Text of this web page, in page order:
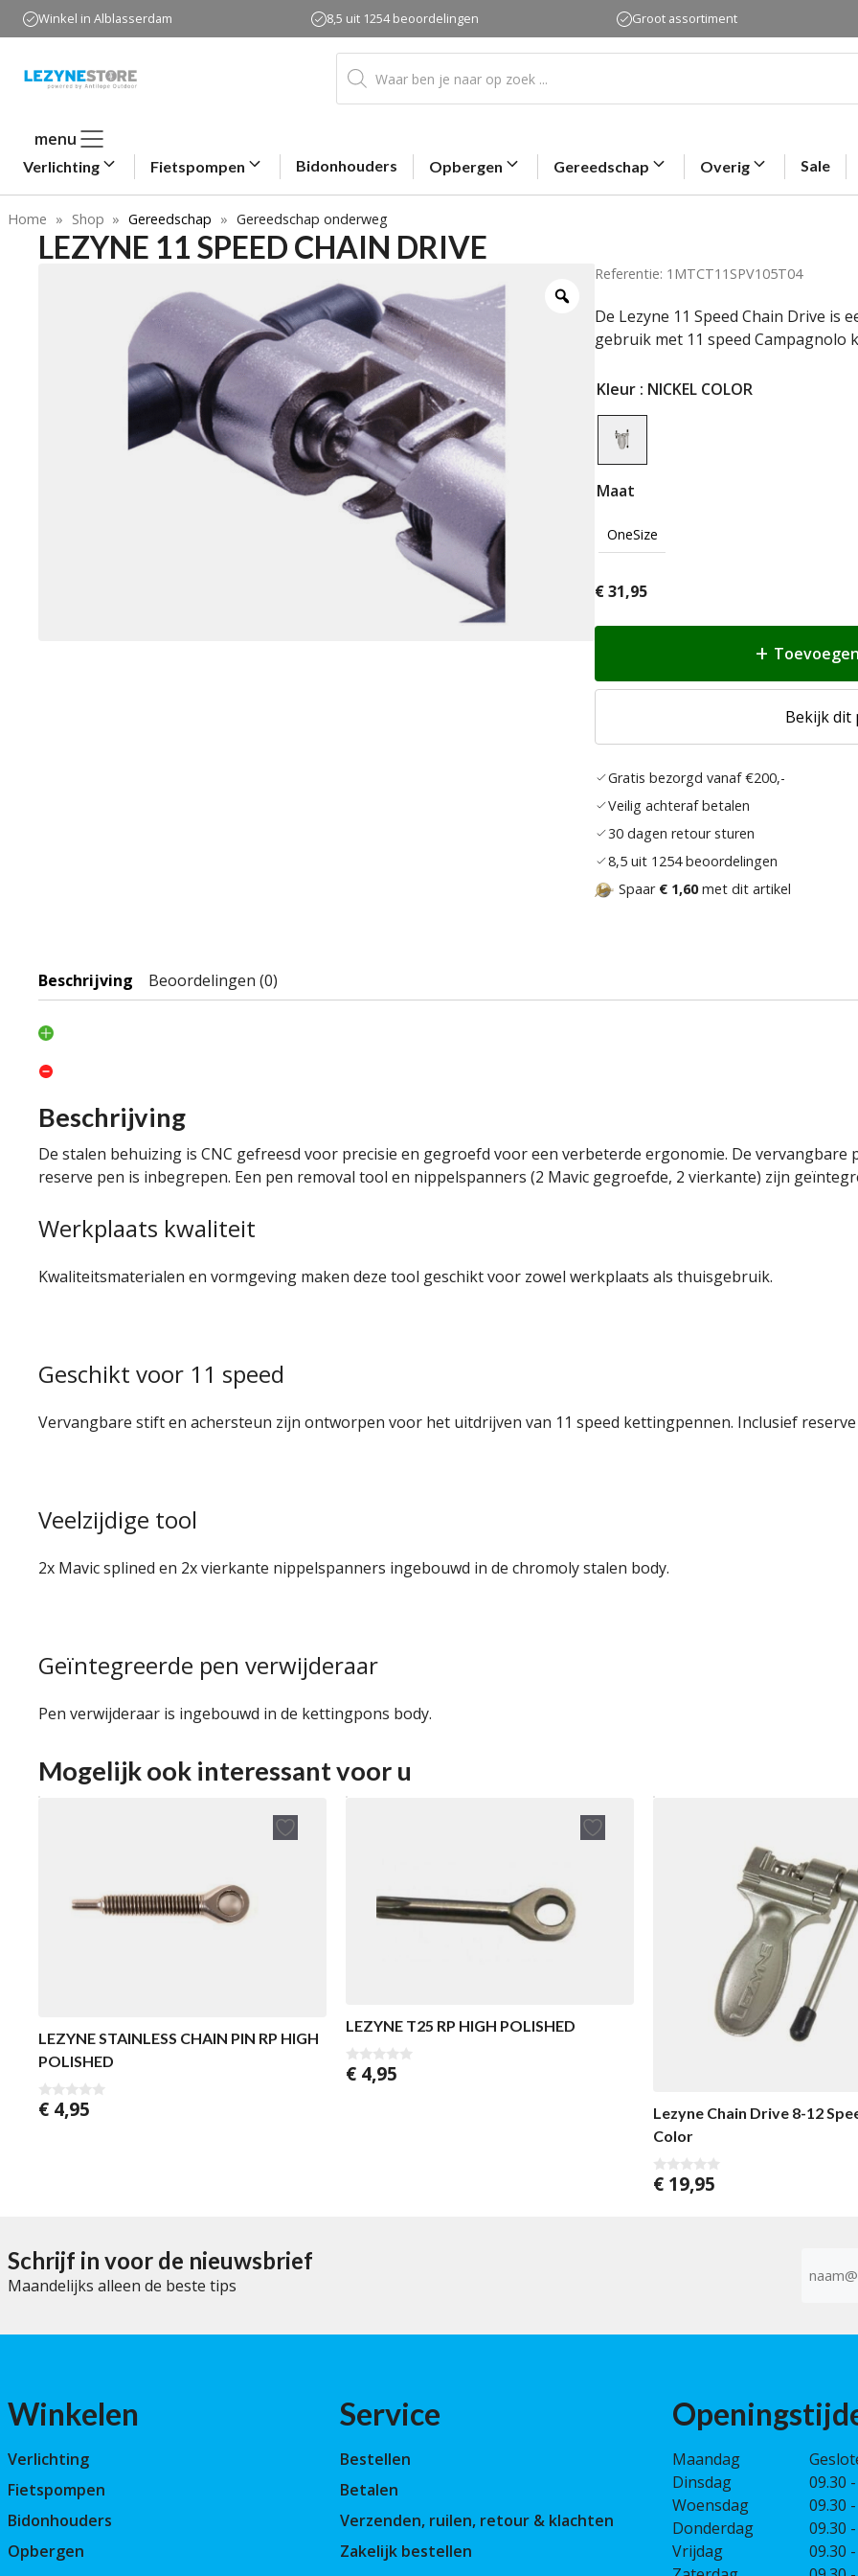
naar
inhoud
Winkel in Alblasserdam 8,5 uit 1254 beoordelingen Groot assortiment
Producten
zoeken
menu
Verlichting Fietspompen Bidonhouders Opbergen Gereedschap Overig Sale
Home » Shop » Gereedschap » Gereedschap onderweg
LEZYNE 11 SPEED CHAIN DRIVE
Referentie: 1MTCT11SPV105T04
De Lezyne 11 Speed Chain Drive
gebruik met 11 speed Campagnolo
Kleur : NICKEL COLOR
Maat
OneSize
€31,95
Bekijk dit
Gratis bezorgd vanaf €200,-
Veilig achteraf betalen
30 dagen retour sturen
8,5 uit 1254 beoordelingen
Spaar € 1,60met dit artikel
Beschrijving Beoordelingen (0)
Beschrijving
De stalen behuizing is CNC gefreesd voor precisie en gegroefd voor een verbeterde ergonomie. De vervangbare
reserve pen is inbegrepen. Een pen removal tool en nippelspanners (2 Mavic gegroefde, 2 vierkante) zijn
Werkplaats kwaliteit
Kwaliteitsmaterialen en vormgeving maken deze tool geschikt voor zowel werkplaats als thuisgebruik.
Geschikt voor 11 speed
Vervangbare stift en achersteun zijn ontworpen voor het uitdrijven van 11 speed kettingpennen. Inclusief
Veelzijdige tool
2x Mavic splined en 2x vierkante nippelspanners ingebouwd in de chromoly stalen body.
Geïntegreerde pen verwijderaar
Pen verwijderaar is ingebouwd in de kettingpons body.
Mogelijk ook interessant voor u
LEZYNE STAINLESS CHAIN PIN RP HIGH
POLISHED
0
v
€ 4,95
LEZYNE T25 RP HIGH POLISHED
0
v
€ 4,95
Lezyne Chain Drive 8-12
Color
0
v
€ 19,95
Schrijf in voor de nieuwsbrief
Maandelijks alleen de beste tips
Winkelen
Verlichting
Fietspompen
Bidonhouders
Opbergen
Service
Bestellen
Betalen
Verzenden, ruilen, retour & klachten
Zakelijk bestellen
Maandag
Dinsdag
09.30
Woensdag
09.30
Donderdag
09.30
Vrijdag
09.30